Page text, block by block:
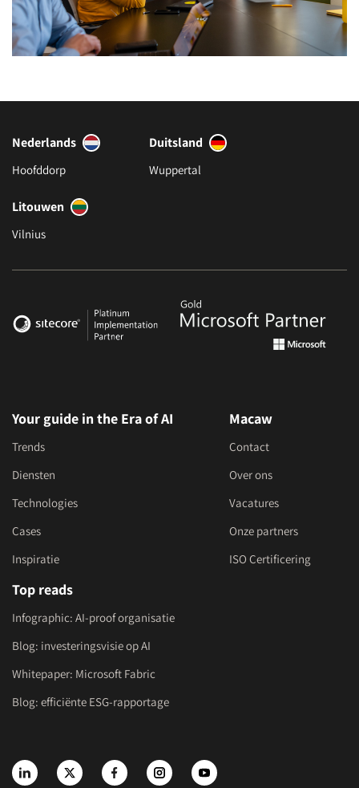
Nederlands
Hoofddorp
Duitsland
Wuppertal
Litouwen
Vilnius
Your guide in the Era of AI
Trends
Diensten
Technologies
Cases
Inspiratie
Macaw
Contact
Over ons
Vacatures
Onze partners
ISO Certificering
Top reads
Infographic: AI-proof organisatie
Blog: investeringsvisie op AI
Whitepaper: Microsoft Fabric
Blog: efficiënte ESG-rapportage